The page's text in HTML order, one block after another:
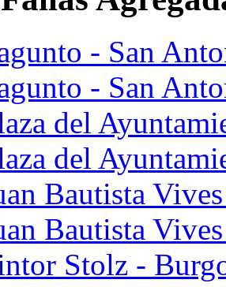
- San
- San
del
del
Bautista
Bautista
Stolz -